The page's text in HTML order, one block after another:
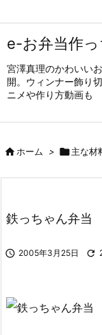
e-お弁当作
宮澤真理のかわいい
開。ウィンナー飾り
ニメや作り方動画も
ホーム > 主な材
鉄っちゃん弁当
 2005年3月25日 